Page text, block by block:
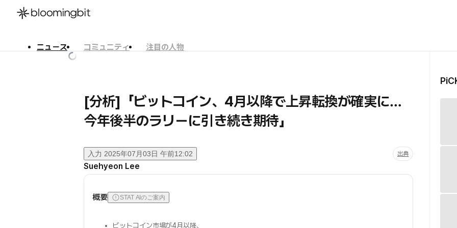
ニュース コミュニティ
注目の人物
[分析]「ビットコイン、4月以降で上昇転換が確実に…
今年後半のラリーに引き続き期待」
入力 2025年07月03日 午前12:02 出典
Suehyeon Lee
概要 STAT AIのご案内
ビットコイン市場が4月以降、